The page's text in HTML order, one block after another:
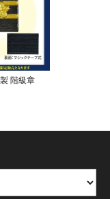
階級章